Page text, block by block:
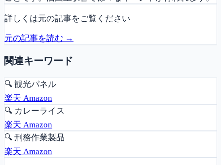
詳しくは元の記事をご覧ください
元の記事を読む →
関連キーワード
🔍 観光パネル
楽天 Amazon
🔍 カレーライス
楽天 Amazon
🔍 刑務作業製品
楽天 Amazon